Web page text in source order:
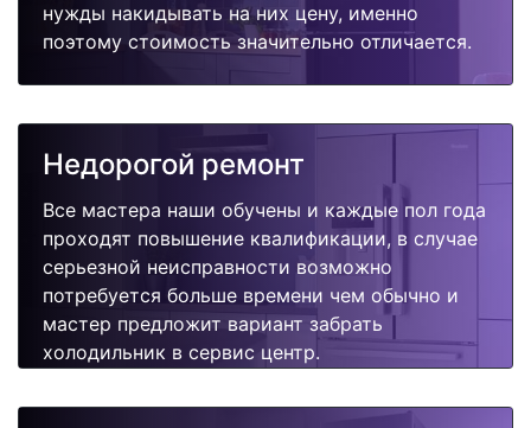
нужды накидывать на них цену, именно
поэтому стоимость значительно отличается.
Недорогой ремонт
Все мастера наши обучены и каждые пол года
проходят повышение квалификации, в случае
серьезной неисправности возможно
потребуется больше времени чем обычно и
мастер предложит вариант забрать
холодильник в сервис центр.